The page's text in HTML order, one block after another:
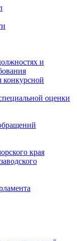
и
конкурсной
оценки
края